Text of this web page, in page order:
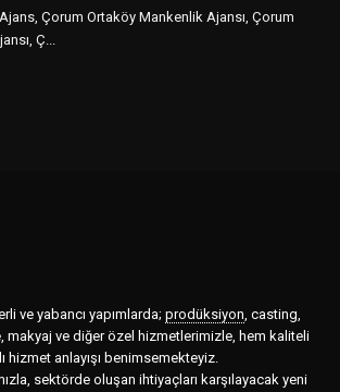
Çorum Ortaköy Mankenlik Ajansı, Çorum
Ç...
ve yabancı yapımlarda; prodüksiyon, casting,
makyaj ve diğer özel hizmetlerimizle, hem kaliteli
hizmet anlayışı benimsemekteyiz.
sektörde oluşan ihtiyaçları karşılayacak yeni